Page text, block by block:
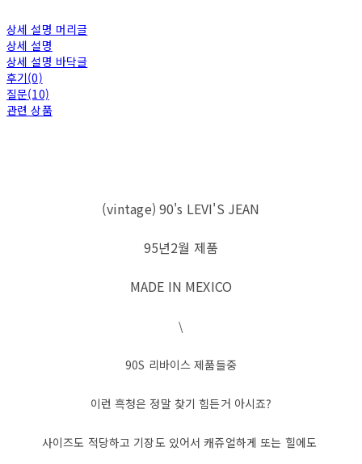
상세 설명 머리글
상세 설명
상세 설명 바닥글
후기(0)
질문(10)
관련 상품
(vintage) 90's LEVI'S JEAN
95년2월 제품
MADE IN MEXICO
\
90S 리바이스 제품들중
이런 흑청은 정말 찾기 힘든거 아시죠?
사이즈도 적당하고 기장도 있어서 캐쥬얼하게 또는 힐에도